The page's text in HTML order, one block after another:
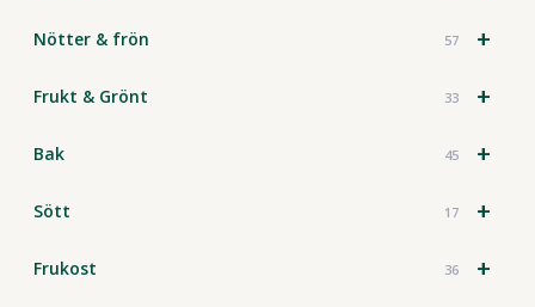
+
Nötter & frön 57
+
Frukt & Grönt 33
+
Bak 45
+
Sött 17
+
Frukost 36